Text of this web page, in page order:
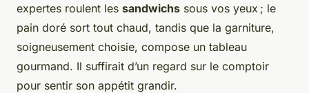
expertes roulent les sandwichs sous vos yeux ; le
pain doré sort tout chaud, tandis que la garniture,
soigneusement choisie, compose un tableau
gourmand. Il suffirait d’un regard sur le comptoir
pour sentir son appétit grandir.